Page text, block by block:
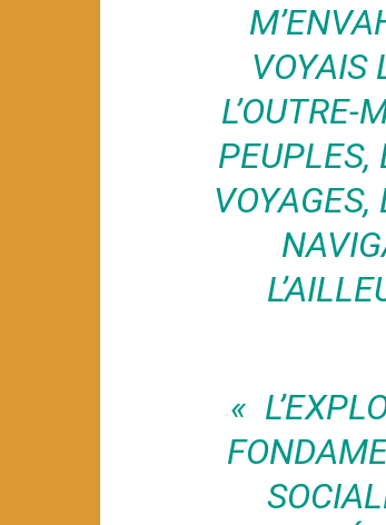
VOYAIS
L’OUTRE-
PEUPLES,
VOYAGES,
«